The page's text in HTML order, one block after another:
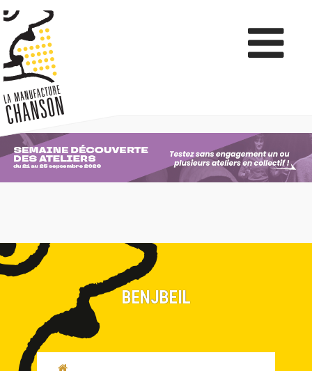
BENJBEIL